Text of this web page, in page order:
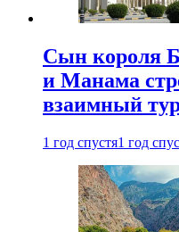
Сын короля
и Манама
взаимный
1 год спустя1 год